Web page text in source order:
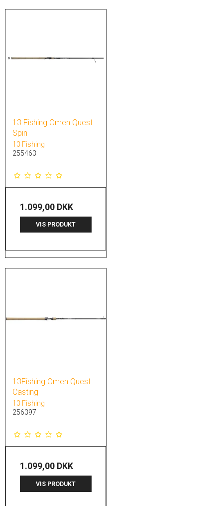
13 Fishing Omen Quest
Spin
13 Fishing
255463
1.099,00 DKK
VIS PRODUKT
13Fishing Omen Quest
Casting
13 Fishing
256397
1.099,00 DKK
VIS PRODUKT